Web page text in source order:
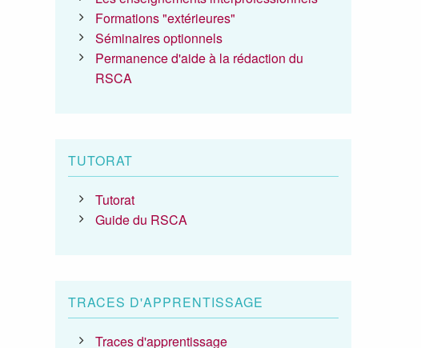
Formations "extérieures"
Séminaires optionnels
Permanence d'aide à la rédaction du
RSCA
TUTORAT
Tutorat
Guide du RSCA
TRACES D'APPRENTISSAGE
Traces d'apprentissage